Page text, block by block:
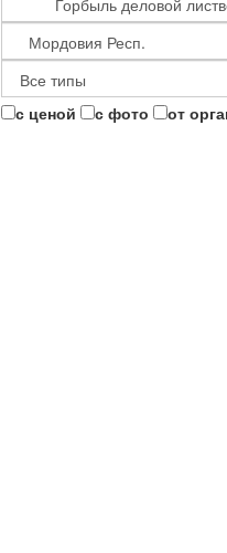
с ценой с фото от